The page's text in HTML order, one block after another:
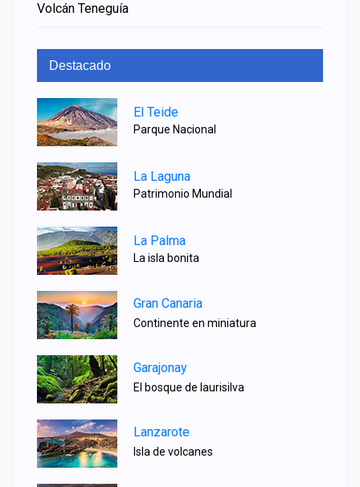
Volcán Teneguía
Destacado
El Teide
Parque Nacional
La Laguna
Patrimonio Mundial
La Palma
La isla bonita
Gran Canaria
Continente en miniatura
Garajonay
El bosque de laurisilva
Lanzarote
Isla de volcanes